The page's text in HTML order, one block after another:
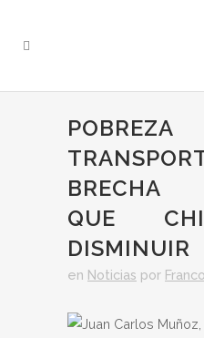
BRECHA
QUE
DISMINUIR
en Noticias por